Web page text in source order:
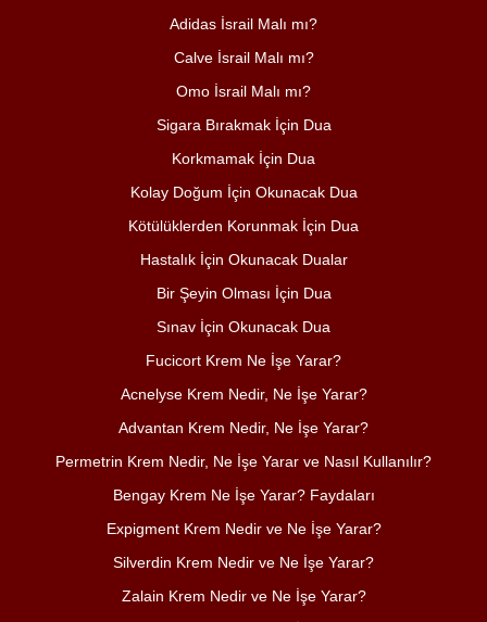
Adidas İsrail Malı mı?
Calve İsrail Malı mı?
Omo İsrail Malı mı?
Sigara Bırakmak İçin Dua
Korkmamak İçin Dua
Kolay Doğum İçin Okunacak Dua
Kötülüklerden Korunmak İçin Dua
Hastalık İçin Okunacak Dualar
Bir Şeyin Olması İçin Dua
Sınav İçin Okunacak Dua
Fucicort Krem Ne İşe Yarar?
Acnelyse Krem Nedir, Ne İşe Yarar?
Advantan Krem Nedir, Ne İşe Yarar?
Permetrin Krem Nedir, Ne İşe Yarar ve Nasıl Kullanılır?
Bengay Krem Ne İşe Yarar? Faydaları
Expigment Krem Nedir ve Ne İşe Yarar?
Silverdin Krem Nedir ve Ne İşe Yarar?
Zalain Krem Nedir ve Ne İşe Yarar?